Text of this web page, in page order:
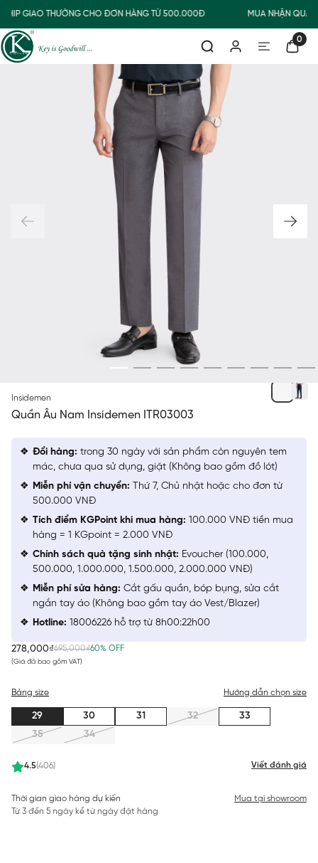
GIAO THƯỜNG CHO ĐƠN HÀNG TỪ 500.000Đ MUA NHẬN QUÀ
0
Insidemen
Quần Âu Nam Insidemen ITR03003
278,000₫695,000₫60% OFF
(Giá đã bao gồm VAT)
4.5(406) Viết đánh giá
Bảng size Hướng dẫn chọn size
29 30 31 32
33
35
34
Thời gian giao hàng dự kiến
Từ 3 đến 5 ngày kể từ ngày đặt hàng
Mua tại showroom
Đổi hàng: trong 30 ngày với sản phẩm còn nguyên tem
mác, chưa qua sử dụng, giặt (Không bao gồm đồ lót)
Miễn phí vận chuyển: Thứ 7, Chủ nhật hoặc cho đơn từ
500.000 VNĐ
Tích điểm KGPoint khi mua hàng: 100.000 VNĐ tiền mua
hàng = 1 KGpoint = 2.000 VNĐ
Chính sách quà tặng sinh nhật: Evoucher (100.000,
500.000, 1.000.000, 1.500.000, 2.000.000 VNĐ)
Miễn phí sửa hàng: Cắt gấu quần, bóp bụng, sửa cắt
ngắn tay áo (Không bao gồm tay áo Vest/Blazer)
Hotline: 18006226 hỗ trợ từ 8h00:22h00